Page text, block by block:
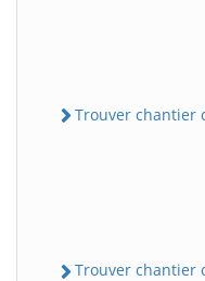
Trouver chantier
Trouver chantier